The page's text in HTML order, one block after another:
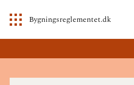
Bygningsreglementet.dk